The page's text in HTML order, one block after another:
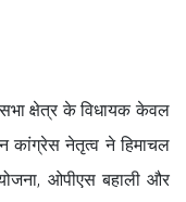
क्षेत्र के विधायक केवल
कांग्रेस नेतृत्व ने हिमाचल
ओपीएस बहाली और